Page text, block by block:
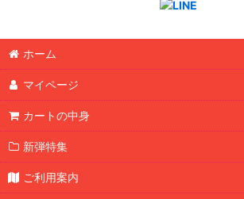
ホーム
マイページ
カートの中身
新弾特集
ご利用案内